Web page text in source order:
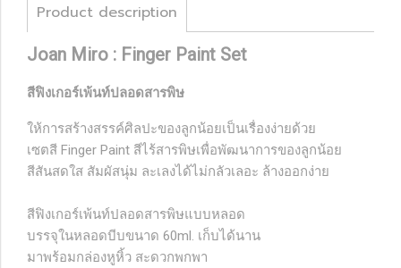
Product description
Joan Miro : Finger Paint Set
สีฟิงเกอร์เพ้นท์ปลอดสารพิษ
ให้การสร้างสรรค์ศิลปะของลูกน้อยเป็นเรื่องง่ายด้วย
เซตสี Finger Paint สีไร้สารพิษเพื่อพัฒนาการของลูกน้อย
สีสันสดใส สัมผัสนุ่ม ละเลงได้ไม่กลัวเลอะ ล้างออกง่าย
สีฟิงเกอร์เพ้นท์ปลอดสารพิษแบบหลอด
บรรจุในหลอดบีบขนาด 60ml. เก็บได้นาน
มาพร้อมกล่องหูหิ้ว สะดวกพกพา